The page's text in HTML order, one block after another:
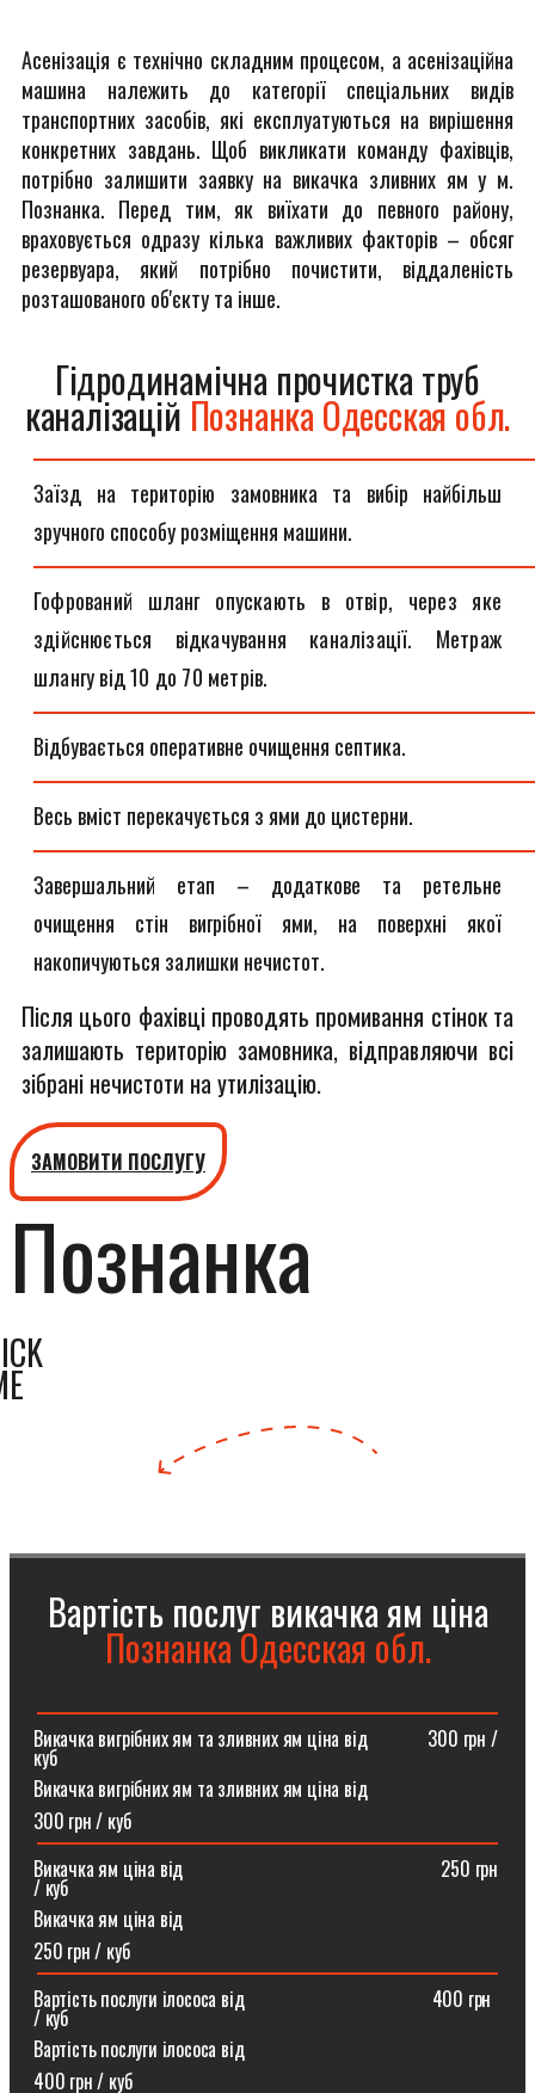
Асенізація є технічно складним процесом, а асенізаційна
машина належить до категорії спеціальних видів
транспортних засобів, які експлуатуються на вирішення
конкретних завдань. Щоб викликати команду фахівців,
потрібно залишити заявку на викачка зливних ям у м.
Познанка. Перед тим, як виїхати до певного району,
враховується одразу кілька важливих факторів – обсяг
резервуара, який потрібно почистити, віддаленість
розташованого об'єкту та інше.
Гідродинамічна прочистка труб
каналізацій Познанка Одесская обл.
Заїзд на територію замовника та вибір найбільш
зручного способу розміщення машини.
Гофрований шланг опускають в отвір, через яке
здійснюється відкачування каналізації. Метраж
шлангу від 10 до 70 метрів.
Відбувається оперативне очищення септика.
Весь вміст перекачується з ями до цистерни.
Завершальний етап – додаткове та ретельне
очищення стін вигрібної ями, на поверхні якої
накопичуються залишки нечистот.
Після цього фахівці проводять промивання стінок та
залишають територію замовника, відправляючи всі
зібрані нечистоти на утилізацію.
ЗАМОВИТИ ПОСЛУГУ
Познанка
Вартість послуг викачка ям ціна
Познанка Одесская обл.
Викачка вигрібних ям та зливних ям ціна від ⠀⠀⠀⠀300 грн /
куб
Викачка вигрібних ям та зливних ям ціна від
300 грн / куб
Викачка ям ціна від ⠀⠀⠀⠀⠀⠀⠀⠀⠀⠀⠀⠀⠀⠀⠀⠀⠀⠀250 грн
/ куб
Викачка ям ціна від
250 грн / куб
Вартість послуги ілососа від ⠀⠀⠀⠀⠀⠀⠀⠀⠀⠀⠀⠀⠀400 грн
/ куб
Вартість послуги ілососа від
400 грн / куб